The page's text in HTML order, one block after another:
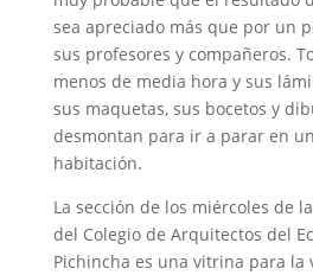
sea apreciado más que por un
sus profesores y compañeros.
menos de media hora y sus
sus maquetas, sus bocetos y
desmontan para ir a parar en
habitación.
La sección de los miércoles de
del Colegio de Arquitectos del
Pichincha es una vitrina para la